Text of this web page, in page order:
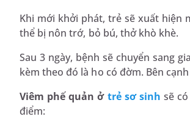
Khi mới khởi phát, trẻ sẽ xuất hiện
thể bị nôn trớ, bỏ bú, thở khò khè.
Sau 3 ngày, bệnh sẽ chuyển sang
kèm theo đó là ho có đờm. Bên
Viêm phế quản ở trẻ sơ sinh sẽ
điểm: